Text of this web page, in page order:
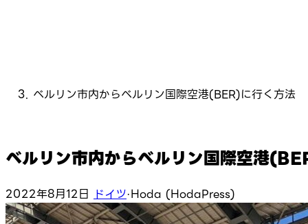
ベルリン市内からベルリン国際空港(BER)に行く方法
ベルリン市内からベルリン国際空港
2022年8月12日 ドイツ·Hoda (HodaPress)